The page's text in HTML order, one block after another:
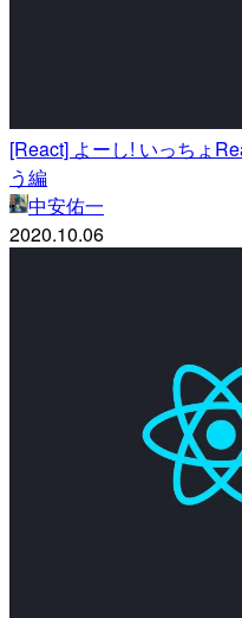
[React] よーし! いっちょ
う編
中安佑一
2020.10.06